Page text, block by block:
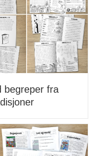
begreper fra